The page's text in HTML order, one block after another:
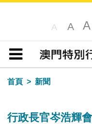
A A A
目錄
首頁
新聞
行政長官岑浩輝